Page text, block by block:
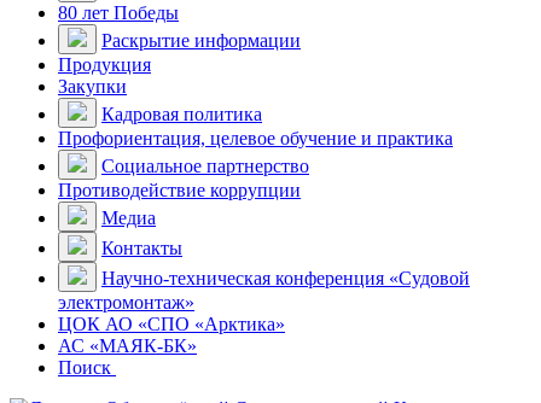
80 лет Победы
Раскрытие информации
Продукция
Закупки
Кадровая политика
Профориентация, целевое обучение и практика
Социальное партнерство
Противодействие коррупции
Медиа
Контакты
Научно-техническая конференция «Судовой
электромонтаж»
ЦОК АО «СПО «Арктика»
АС «МАЯК-БК»
Поиск